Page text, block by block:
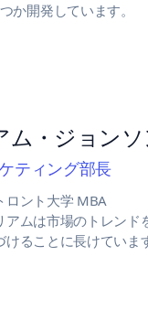
か開発しています。
ム・ジョンソ
ティング部長
ロント大学 MBA
アムは市場のトレン
けることに長けていま